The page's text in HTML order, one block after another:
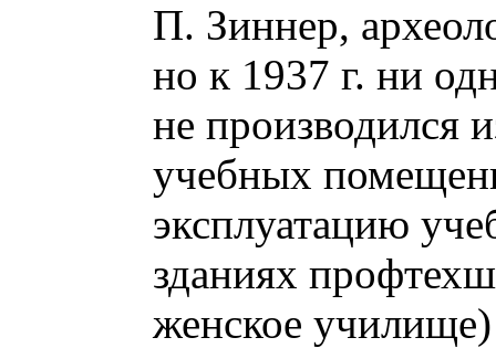
П. Зиннер,
но к 1937 г. ни
не производился
учебных
эксплуатацию
зданиях
женское